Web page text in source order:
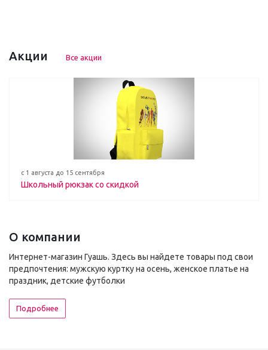
Акции Все акции
с 1 августа до 15 сентября
Школьный рюкзак со скидкой
О компании
Интернет-магазин Гуашь. Здесь вы найдете товары под свои
предпочтения: мужскую куртку на осень, женское платье на
праздник, детские футболки
Подробнее